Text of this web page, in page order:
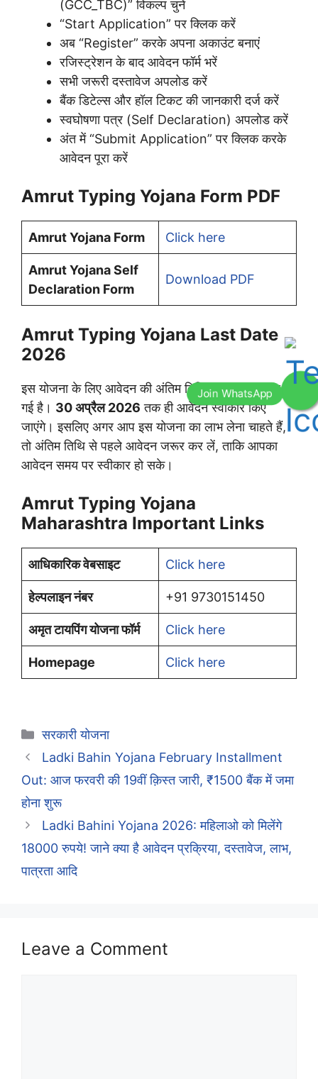
(GCC_TBC)” विकल्प चुनें
“Start Application” पर क्लिक करें
अब “Register” करके अपना अकाउंट बनाएं
रजिस्ट्रेशन के बाद आवेदन फॉर्म भरें
सभी जरूरी दस्तावेज अपलोड करें
बैंक डिटेल्स और हॉल टिकट की जानकारी दर्ज करें
स्वघोषणा पत्र (Self Declaration) अपलोड करें
अंत में “Submit Application” पर क्लिक करके
आवेदन पूरा करें
Amrut Typing Yojana Form PDF
Amrut Yojana Form Click here
Amrut Yojana Self
Declaration Form
Download PDF
Amrut Typing Yojana Last Date
2026
इस योजना के लिए आवेदन की अंतिम तिथि सरकार द्वारा तय की
गई है। 30 अप्रैल 2026 तक ही आवेदन स्वीकार किए
जाएंगे। इसलिए अगर आप इस योजना का लाभ लेना चाहते हैं,
तो अंतिम तिथि से पहले आवेदन जरूर कर लें, ताकि आपका
आवेदन समय पर स्वीकार हो सके।
Amrut Typing Yojana
Maharashtra Important Links
आधिकारिक वेबसाइट Click here
हेल्पलाइन नंबर +91 9730151450
अमृत टायपिंग योजना फॉर्म Click here
Homepage Click here
Categories
सरकारी योजना
Ladki Bahin Yojana February Installment
Out: आज फरवरी की 19वीं क़िस्त जारी, ₹1500 बैंक में जमा
होना शुरू
Ladki Bahini Yojana 2026: महिलाओ को मिलेंगे
18000 रुपये! जाने क्या है आवेदन प्रक्रिया, दस्तावेज, लाभ,
पात्रता आदि
Leave a Comment